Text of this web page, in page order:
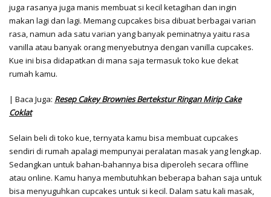
juga rasanya juga manis membuat si kecil ketagihan dan ingin
makan lagi dan lagi. Memang cupcakes bisa dibuat berbagai varian
rasa, namun ada satu varian yang banyak peminatnya yaitu rasa
vanilla atau banyak orang menyebutnya dengan vanilla cupcakes.
Kue ini bisa didapatkan di mana saja termasuk toko kue dekat
rumah kamu.
| Baca Juga: Resep Cakey Brownies Bertekstur Ringan Mirip Cake
Coklat
Selain beli di toko kue, ternyata kamu bisa membuat cupcakes
sendiri di rumah apalagi mempunyai peralatan masak yang lengkap.
Sedangkan untuk bahan-bahannya bisa diperoleh secara offline
atau online. Kamu hanya membutuhkan beberapa bahan saja untuk
bisa menyuguhkan cupcakes untuk si kecil. Dalam satu kali masak,